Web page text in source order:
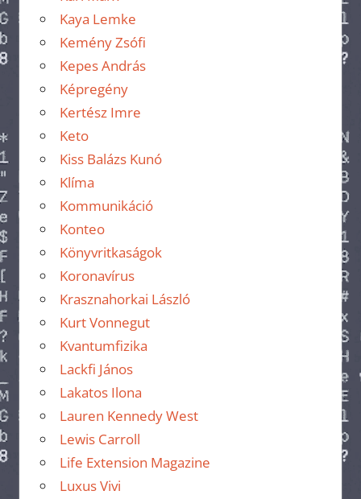
Kaya Lemke
Kemény Zsófi
Kepes András
Képregény
Kertész Imre
Keto
Kiss Balázs Kunó
Klíma
Kommunikáció
Konteo
Könyvritkaságok
Koronavírus
Krasznahorkai László
Kurt Vonnegut
Kvantumfizika
Lackfi János
Lakatos Ilona
Lauren Kennedy West
Lewis Carroll
Life Extension Magazine
Luxus Vivi